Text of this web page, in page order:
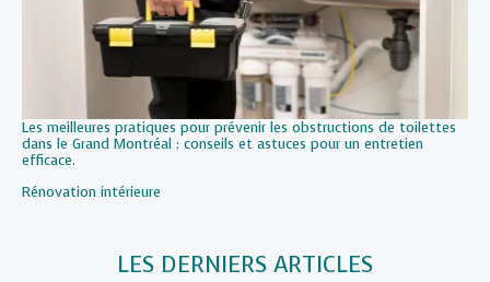
Les meilleures pratiques pour prévenir les obstructions de toilettes
dans le Grand Montréal : conseils et astuces pour un entretien
efficace.
Par rapport à
Rénovation intérieure
LES DERNIERS ARTICLES